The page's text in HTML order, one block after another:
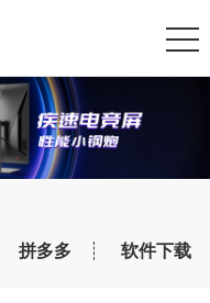
拼多多 软件下载